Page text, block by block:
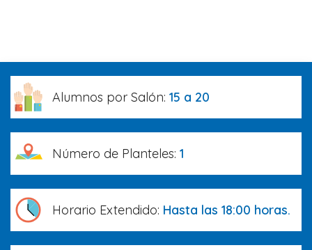
Alumnos por Salón: 15 a 20
Número de Planteles: 1
Horario Extendido: Hasta las 18:00 horas.